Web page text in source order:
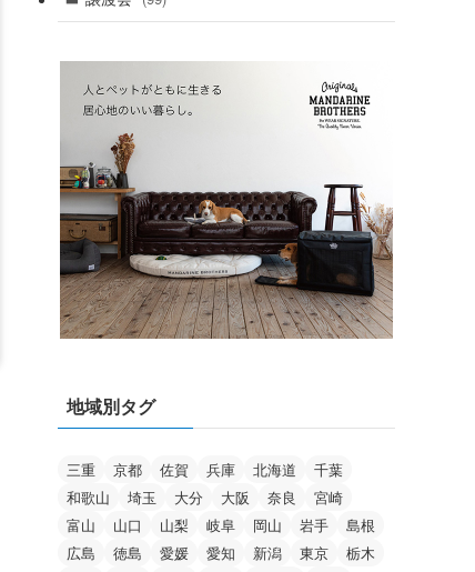
地域別タグ
三重 京都 佐賀 兵庫 北海道
千葉
和歌山
埼玉 大分 大阪 奈良
宮崎
富山
山口 山梨 岐阜 岡山 岩手
島根
広島
徳島 愛媛 愛知 新潟 東京
栃木